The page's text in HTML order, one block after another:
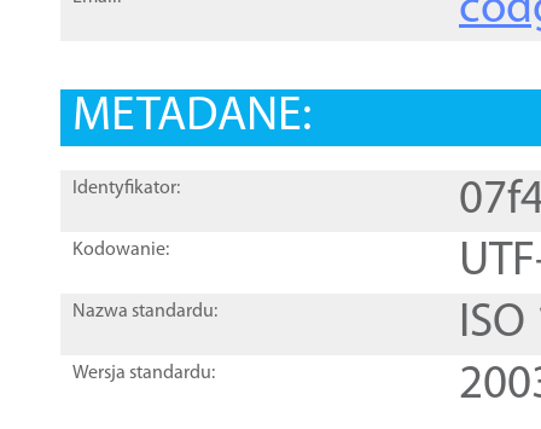
METADANE:
Identyfikator:
Kodowanie:
Nazwa standardu:
Wersja standardu: